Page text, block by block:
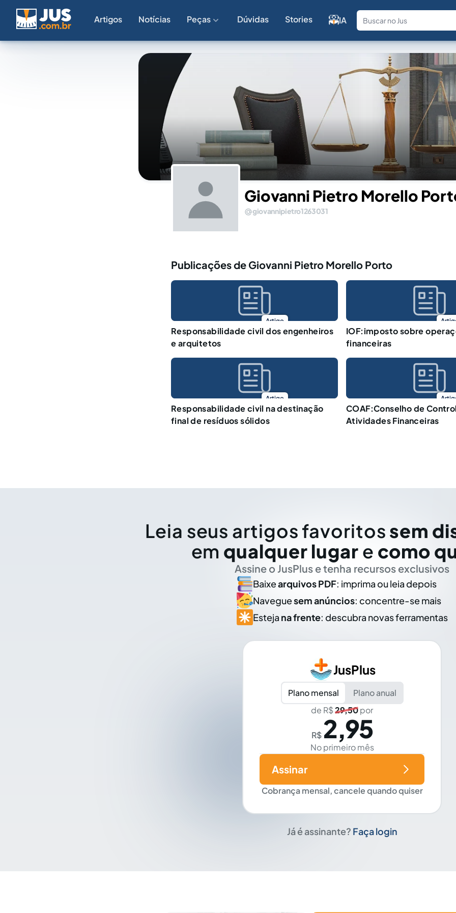
Artigos Notícias Peças Dúvidas Stories IA
Fale com
Giovanni Pietro Morello
giovannipietro1263031
Publicações de Giovanni Pietro Morello Porto
Artigo
Responsabilidade civil dos engenheiros
e arquitetos
IOF:imposto sobre
financeiras
Artigo
Responsabilidade civil na destinação
final de resíduos sólidos
COAF:Conselho de
Atividades Financeiras
Leia seus artigos favoritos sem
em qualquer lugar e como
Assine o JusPlus e tenha recursos exclusivos
Baixearquivos PDF: imprima ou leia depois
Naveguesem anúncios: concentre-se mais
Esteja na frente: descubra novas ferramentas
JusPlus
Plano mensal
Plano anual
de R$29,50por
R$ 2,95
No primeiro mês
Cobrança mensal, cancele quando quiser
Assinar
Já é assinante? Faça login